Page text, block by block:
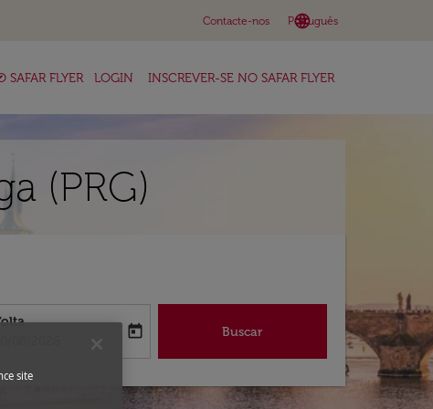
Contacte-nos language
Português
keyboard_arrow_down
SAFAR FLYER LOGIN INSCREVER-SE NO SAFAR FLYER
(PRG)
fc-booking-return-date-aria-label
today Buscar
site